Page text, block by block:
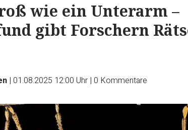
wie ein Unterarm –
gibt Forschern
| 01.08.2025 12:00 Uhr | 0 Kommentare